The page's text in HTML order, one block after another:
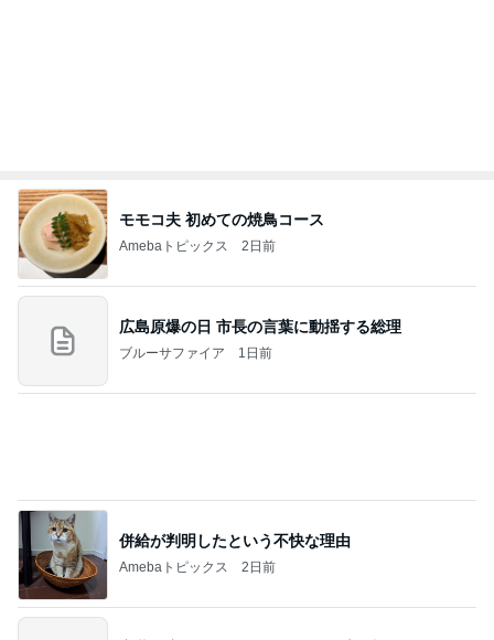
モモコ夫 初めての焼鳥コース
Amebaトピックス 2日前
広島原爆の日 市長の言葉に動揺する総理
ブルーサファイア 1日前
併給が判明したという不快な理由
Amebaトピックス 2日前